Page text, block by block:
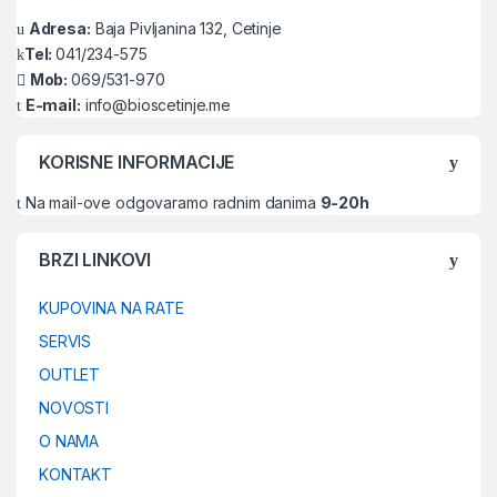
Adresa: Baja Pivljanina 132, Cetinje
Tel:041/234-575
Mob:069/531-970
E-mail: info@bioscetinje.me
KORISNE INFORMACIJE
Na mail-ove odgovaramo radnim danima 9-20h
BRZI LINKOVI
KUPOVINA NA RATE
SERVIS
OUTLET
NOVOSTI
O NAMA
KONTAKT